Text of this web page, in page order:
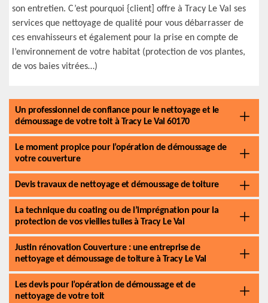
son entretien. C’est pourquoi {client] offre à Tracy Le Val ses
services que nettoyage de qualité pour vous débarrasser de
ces envahisseurs et également pour la prise en compte de
l’environnement de votre habitat (protection de vos plantes,
de vos baies vitrées…)
Un professionnel de confiance pour le nettoyage et le
démoussage de votre toit à Tracy Le Val 60170
Le moment propice pour l’opération de démoussage de
votre couverture
Devis travaux de nettoyage et démoussage de toiture
La technique du coating ou de l’imprégnation pour la
protection de vos vieilles tuiles à Tracy Le Val
Justin rénovation Couverture : une entreprise de
nettoyage et démoussage de toiture à Tracy Le Val
Les devis pour l’opération de démoussage et de
nettoyage de votre toit